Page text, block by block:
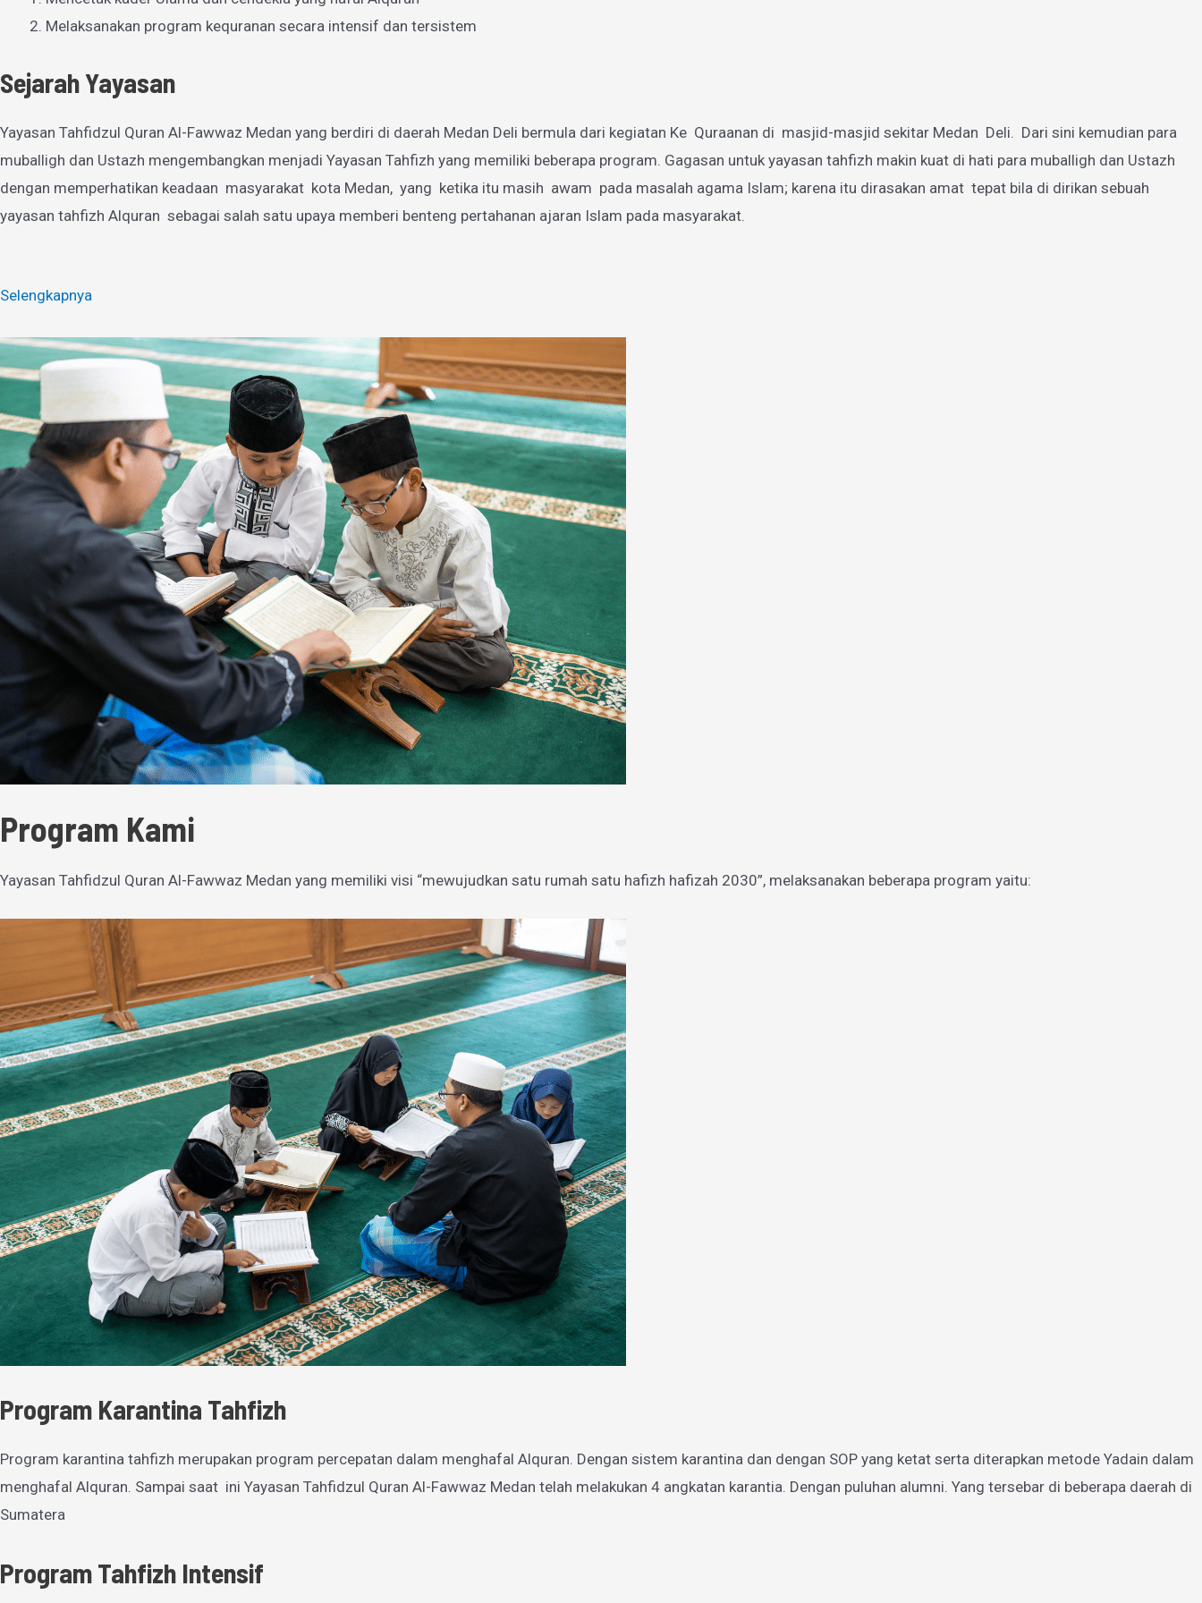
Melaksanakan program kequranan secara intensif dan tersistem
Sejarah Yayasan
Yayasan Tahfidzul Quran Al-Fawwaz Medan yang berdiri di daerah Medan Deli bermula dari kegiatan Ke Quraanan di masjid-masjid sekitar Medan Deli. Dari sini kemudian para
muballigh dan Ustazh mengembangkan menjadi Yayasan Tahfizh yang memiliki beberapa program. Gagasan untuk yayasan tahfizh makin kuat di hati para muballigh dan Ustazh
dengan memperhatikan keadaan masyarakat kota Medan, yang ketika itu masih awam pada masalah agama Islam; karena itu dirasakan amat tepat bila di dirikan sebuah
yayasan tahfizh Alquran sebagai salah satu upaya memberi benteng pertahanan ajaran Islam pada masyarakat.
Selengkapnya
Program Kami
Yayasan Tahfidzul Quran Al-Fawwaz Medan yang memiliki visi “mewujudkan satu rumah satu hafizh hafizah 2030”, melaksanakan beberapa program yaitu:
Program Karantina Tahfizh
Program karantina tahfizh merupakan program percepatan dalam menghafal Alquran. Dengan sistem karantina dan dengan SOP yang ketat serta diterapkan metode Yadain dalam
menghafal Alquran. Sampai saat ini Yayasan Tahfidzul Quran Al-Fawwaz Medan telah melakukan 4 angkatan karantia. Dengan puluhan alumni. Yang tersebar di beberapa daerah di
Sumatera
Program Tahfizh Intensif